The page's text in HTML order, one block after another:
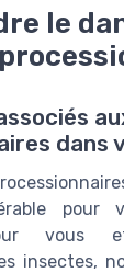
le
dans
pour
vous
insectes,